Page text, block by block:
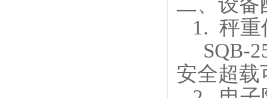
1. 秤重
SQB-
安全超载